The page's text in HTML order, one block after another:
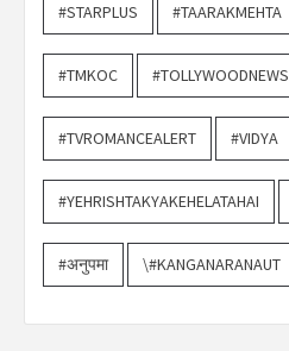
#STARPLUS #TAARAKMEHTA
#TMKOC #TOLLYWOODNEWS
#TVROMANCEALERT #VIDYA
#YEHRISHTAKYAKEHELATAHAI
#अनुपमा \#KANGANARANAUT